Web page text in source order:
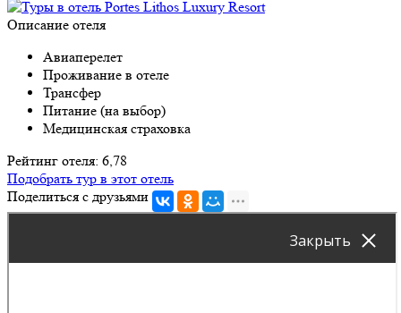
Описание отеля
Авиаперелет
Проживание в отеле
Трансфер
Питание (на выбор)
Медицинская страховка
Рейтинг отеля: 6,78
Подобрать тур в этот отель
Поделиться с друзьями